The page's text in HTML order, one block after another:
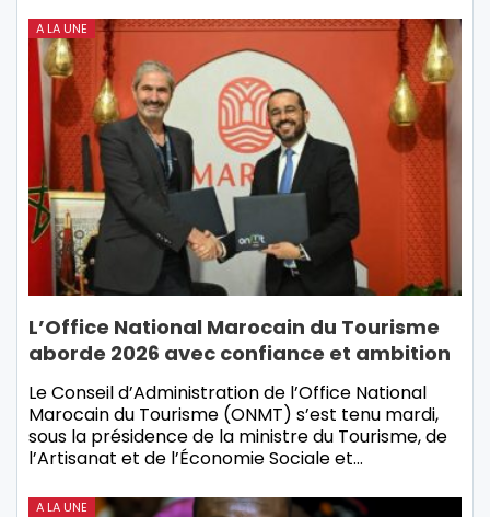
A LA UNE
L’Office National Marocain du Tourisme
aborde 2026 avec confiance et ambition
Le Conseil d’Administration de l’Office National
Marocain du Tourisme (ONMT) s’est tenu mardi,
sous la présidence de la ministre du Tourisme, de
l’Artisanat et de l’Économie Sociale et…
A LA UNE